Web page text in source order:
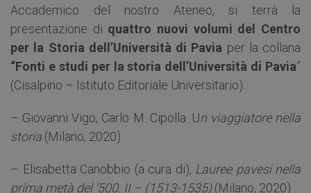
Accademico del nostro Ateneo, si terrà la
presentazione di quattro nuovi volumi del Centro
per la Storia dell’Università di Pavia per la collana
“Fonti e studi per la storia dell’Università di Pavia”
(Cisalpino – Istituto Editoriale Universitario).
– Giovanni Vigo, Carlo M. Cipolla. Un viaggiatore nella
storia (Milano, 2020)
– Elisabetta Canobbio (a cura di), Lauree pavesi nella
prima metà del ‘500. II – (1513-1535) (Milano, 2020)